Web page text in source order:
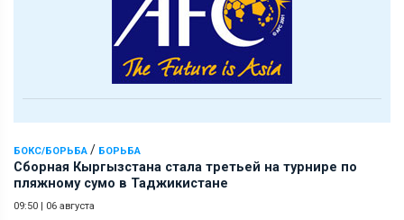
БОКС/БОРЬБА / БОРЬБА
Сборная Кыргызстана стала третьей на турнире по
пляжному сумо в Таджикистане
09:50 | 06 августа